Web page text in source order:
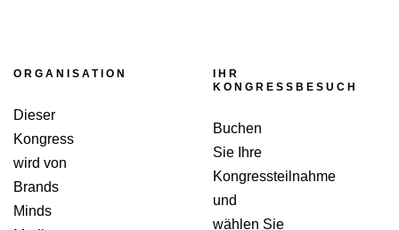
ORGANISATION
Dieser
Kongress
wird von
Brands
Minds
IHR
KONGRESSBESUCH
Buchen
Sie Ihre
Kongressteilnahme
und
wählen Sie